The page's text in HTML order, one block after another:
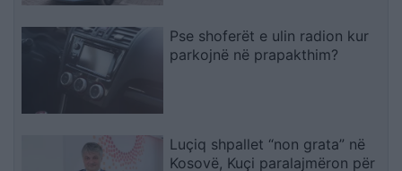
Pse shoferët e ulin radion kur
parkojnë në prapakthim?
Luçiq shpallet “non grata” në
Kosovë, Kuçi paralajmëron për